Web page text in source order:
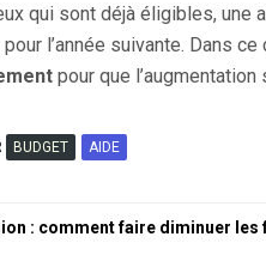
qui sont déjà éligibles, une
pour l’année suivante. Dans ce
pour que
BUDGET AIDE
: comment faire diminuer les